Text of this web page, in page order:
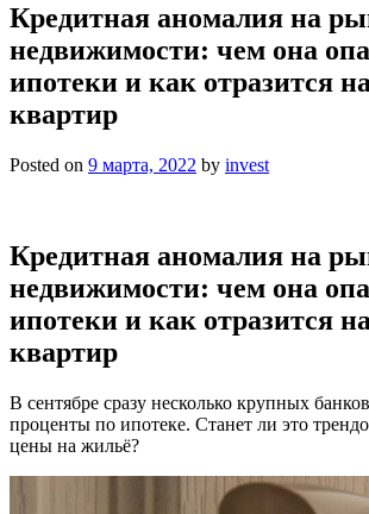
Кредитная аномалия на
недвижимости: чем она
ипотеки и как отразится
квартир
Posted on 9 марта, 2022 by invest
Кредитная аномалия на
недвижимости: чем она
ипотеки и как отразится
квартир
В сентябре сразу несколько крупных
проценты по ипотеке. Станет ли это
цены на жильё?